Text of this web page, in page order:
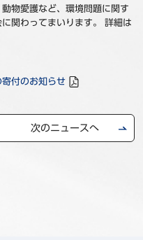
ス
わせ
物愛護など、環境問題に関す
関わってまいります。 詳細は
付のお知らせ
次のニュースへ